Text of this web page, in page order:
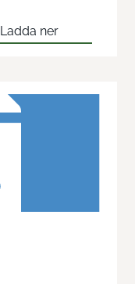
Ladda ner